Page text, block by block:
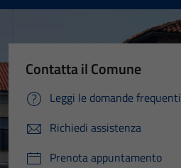
Contatta il Comune
Leggi le domande frequenti
Richiedi assistenza
Prenota appuntamento